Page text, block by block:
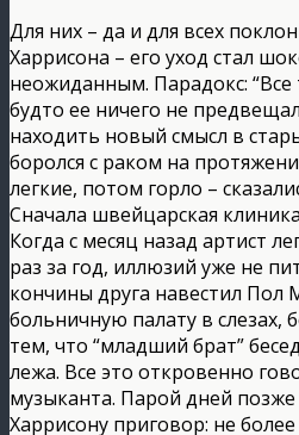
Для них – да и для всех
Харрисона – его уход стал
неожиданным. Парадокс: “Все
будто ее ничего не
находить новый смысл в
боролся с раком на
легкие, потом горло –
Сначала швейцарская
Когда с месяц назад артист
раз за год, иллюзий уже не
кончины друга навестил Пол
больничную палату в слезах,
тем, что “младший брат”
лежа. Все это откровенно
музыканта. Парой дней
Харрисону приговор: не